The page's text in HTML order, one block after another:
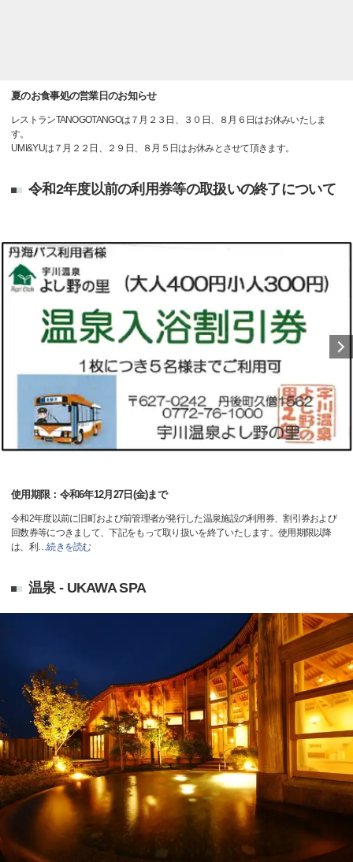
夏のお食事処の営業日のお知らせ
レストランTANOGOTANGOは７月２３日、３０日、８月６日はお休みいたしま
す。
UMI&YUは７月２２日、２９日、８月５日はお休みとさせて頂きます。
令和2年度以前の利用券等の取扱いの終了について
使用期限：令和6年12月27日(金)まで
令和2年度以前に旧町および前管理者が発行した温泉施設の利用券、割引券および
回数券等につきまして、下記をもって取り扱いを終了いたします。使用期限以降
は、利 …続きを読む
温泉 - UKAWA SPA